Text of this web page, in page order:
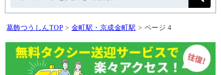
葛飾つうしんTOP > 金町駅・京成金町駅 > ページ 4